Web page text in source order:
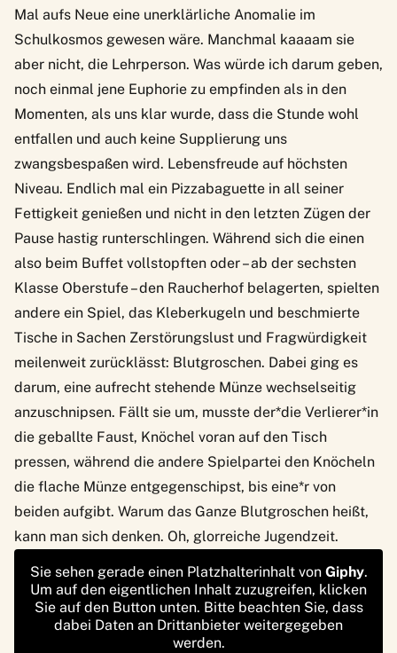
Mal aufs Neue eine unerklärliche Anomalie im
Schulkosmos gewesen wäre. Manchmal kaaaam sie
aber nicht, die Lehrperson. Was würde ich darum geben,
noch einmal jene Euphorie zu empfinden als in den
Momenten, als uns klar wurde, dass die Stunde wohl
entfallen und auch keine Supplierung uns
zwangsbespaßen wird. Lebensfreude auf höchsten
Niveau. Endlich mal ein Pizzabaguette in all seiner
Fettigkeit genießen und nicht in den letzten Zügen der
Pause hastig runterschlingen. Während sich die einen
also beim Buffet vollstopften oder – ab der sechsten
Klasse Oberstufe – den Raucherhof belagerten, spielten
andere ein Spiel, das Kleberkugeln und beschmierte
Tische in Sachen Zerstörungslust und Fragwürdigkeit
meilenweit zurücklässt: Blutgroschen. Dabei ging es
darum, eine aufrecht stehende Münze wechselseitig
anzuschnipsen. Fällt sie um, musste der*die Verlierer*in
die geballte Faust, Knöchel voran auf den Tisch
pressen, während die andere Spielpartei den Knöcheln
die flache Münze entgegenschipst, bis eine*r von
beiden aufgibt. Warum das Ganze Blutgroschen heißt,
kann man sich denken. Oh, glorreiche Jugendzeit.
Sie sehen gerade einen Platzhalterinhalt von Giphy.
Um auf den eigentlichen Inhalt zuzugreifen, klicken
Sie auf den Button unten. Bitte beachten Sie, dass
dabei Daten an Drittanbieter weitergegeben
werden.